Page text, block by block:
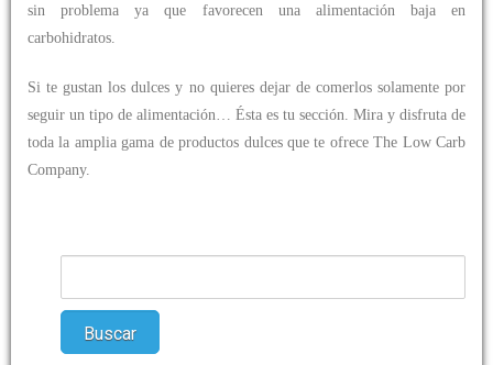
sin problema ya que favorecen una alimentación baja en
carbohidratos.
Si te gustan los dulces y no quieres dejar de comerlos solamente por
seguir un tipo de alimentación… Ésta es tu sección. Mira y disfruta de
toda la amplia gama de productos dulces que te ofrece The Low Carb
Company.